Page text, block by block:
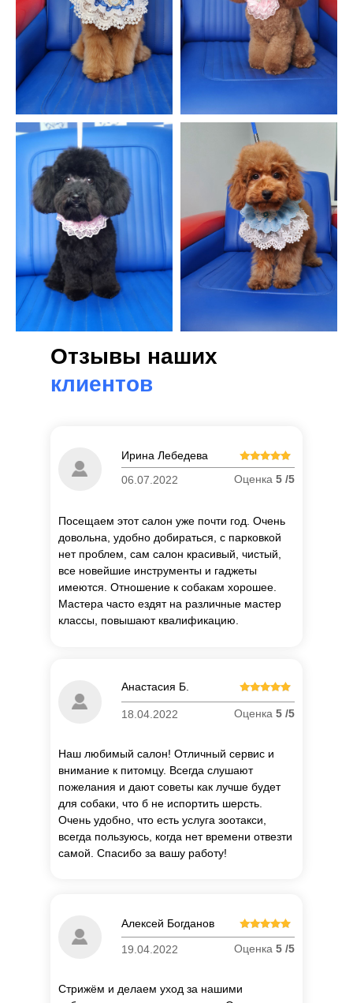
Отзывы наших
клиентов
Ирина Лебедева
06.07.2022
Оценка 5 /5
Посещаем этот салон уже почти год. Очень
довольна, удобно добираться, с парковкой
нет проблем, сам салон красивый, чистый,
все новейшие инструменты и гаджеты
имеются. Отношение к собакам хорошее.
Мастера часто ездят на различные мастер
классы, повышают квалификацию.
Анастасия Б.
18.04.2022 Оценка 5 /5
Наш любимый салон! Отличный сервис и
внимание к питомцу. Всегда слушают
пожелания и дают советы как лучше будет
для собаки, что б не испортить шерсть.
Очень удобно, что есть услуга зоотакси,
всегда пользуюсь, когда нет времени отвезти
самой. Спасибо за вашу работу!
Алексей Богданов
19.04.2022 Оценка 5 /5
Стрижём и делаем уход за нашими